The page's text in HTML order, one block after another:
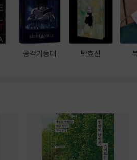
공각기동대 박효신